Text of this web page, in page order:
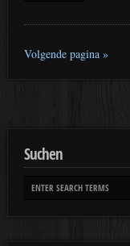
Volgende pagina »
Suchen